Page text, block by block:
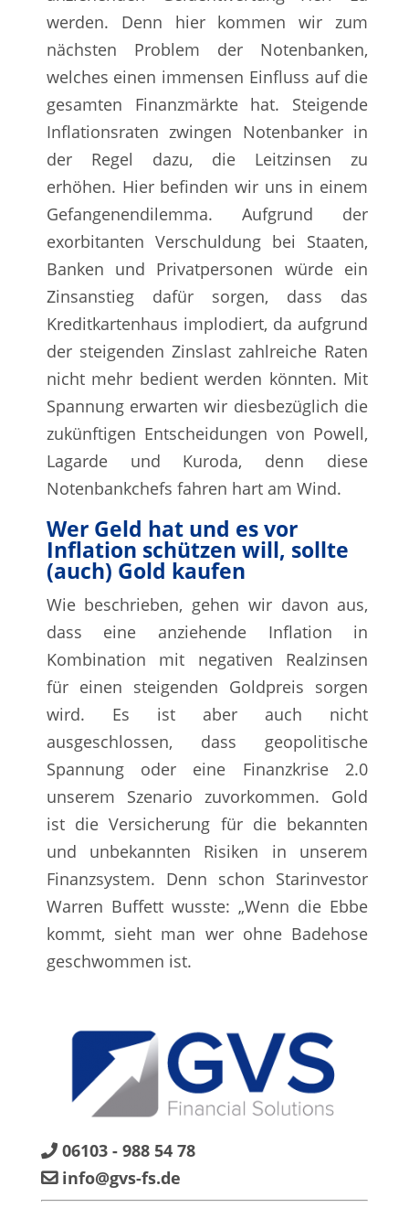
werden. Denn hier kommen wir zum
nächsten Problem der Notenbanken,
welches einen immensen Einfluss auf die
gesamten Finanzmärkte hat. Steigende
Inflationsraten zwingen Notenbanker in
der Regel dazu, die Leitzinsen zu
erhöhen. Hier befinden wir uns in einem
Gefangenendilemma. Aufgrund der
exorbitanten Verschuldung bei Staaten,
Banken und Privatpersonen würde ein
Zinsanstieg dafür sorgen, dass das
Kreditkartenhaus implodiert, da aufgrund
der steigenden Zinslast zahlreiche Raten
nicht mehr bedient werden könnten. Mit
Spannung erwarten wir diesbezüglich die
zukünftigen Entscheidungen von Powell,
Lagarde und Kuroda, denn diese
Notenbankchefs fahren hart am Wind.
Wer Geld hat und es vor
Inflation schützen will, sollte
(auch) Gold kaufen
Wie beschrieben, gehen wir davon aus,
dass eine anziehende Inflation in
Kombination mit negativen Realzinsen
für einen steigenden Goldpreis sorgen
wird. Es ist aber auch nicht
ausgeschlossen, dass geopolitische
Spannung oder eine Finanzkrise 2.0
unserem Szenario zuvorkommen. Gold
ist die Versicherung für die bekannten
und unbekannten Risiken in unserem
Finanzsystem. Denn schon Starinvestor
Warren Buffett wusste: „Wenn die Ebbe
kommt, sieht man wer ohne Badehose
geschwommen ist.
06103 - 988 54 78
info@gvs-fs.de